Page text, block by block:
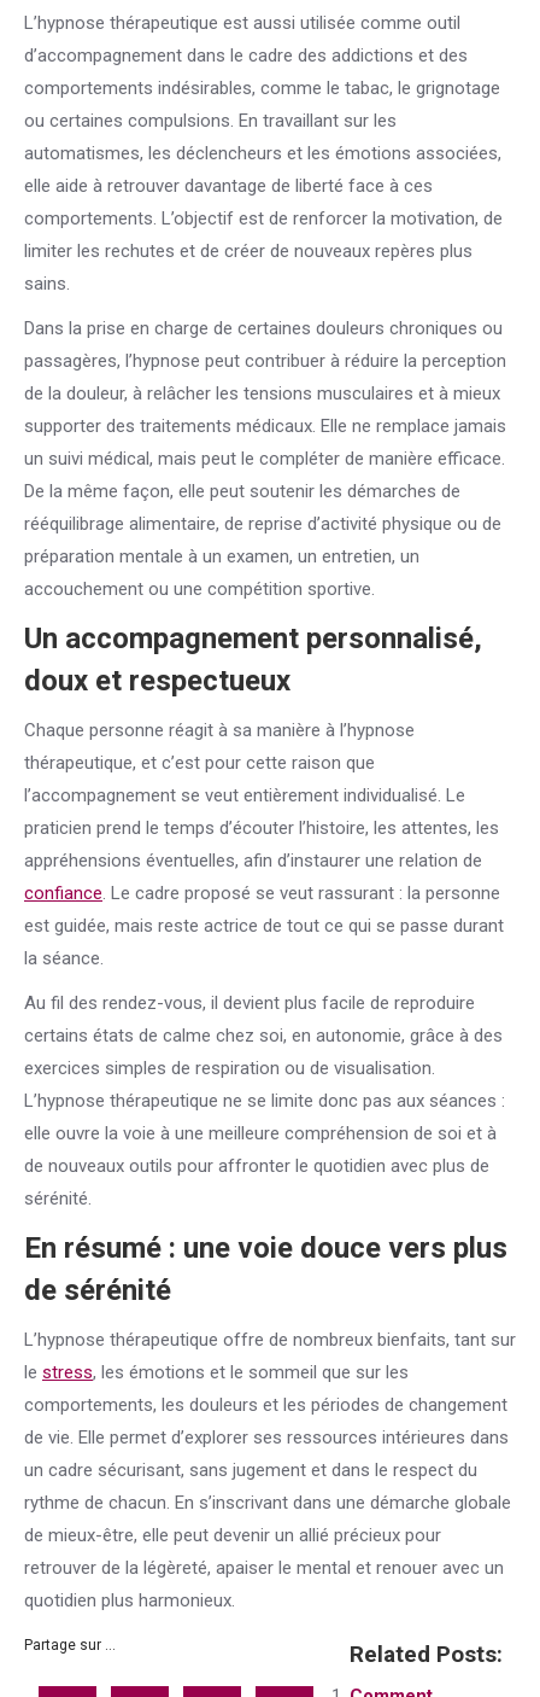
L’hypnose thérapeutique est aussi utilisée comme outil
d’accompagnement dans le cadre des addictions et des
comportements indésirables, comme le tabac, le grignotage
ou certaines compulsions. En travaillant sur les
automatismes, les déclencheurs et les émotions associées,
elle aide à retrouver davantage de liberté face à ces
comportements. L’objectif est de renforcer la motivation, de
limiter les rechutes et de créer de nouveaux repères plus
sains.
Dans la prise en charge de certaines douleurs chroniques ou
passagères, l’hypnose peut contribuer à réduire la perception
de la douleur, à relâcher les tensions musculaires et à mieux
supporter des traitements médicaux. Elle ne remplace jamais
un suivi médical, mais peut le compléter de manière efficace.
De la même façon, elle peut soutenir les démarches de
rééquilibrage alimentaire, de reprise d’activité physique ou de
préparation mentale à un examen, un entretien, un
accouchement ou une compétition sportive.
Un accompagnement personnalisé,
doux et respectueux
Chaque personne réagit à sa manière à l’hypnose
thérapeutique, et c’est pour cette raison que
l’accompagnement se veut entièrement individualisé. Le
praticien prend le temps d’écouter l’histoire, les attentes, les
appréhensions éventuelles, afin d’instaurer une relation de
confiance. Le cadre proposé se veut rassurant : la personne
est guidée, mais reste actrice de tout ce qui se passe durant
la séance.
Au fil des rendez-vous, il devient plus facile de reproduire
certains états de calme chez soi, en autonomie, grâce à des
exercices simples de respiration ou de visualisation.
L’hypnose thérapeutique ne se limite donc pas aux séances :
elle ouvre la voie à une meilleure compréhension de soi et à
de nouveaux outils pour affronter le quotidien avec plus de
sérénité.
En résumé : une voie douce vers plus
de sérénité
L’hypnose thérapeutique offre de nombreux bienfaits, tant sur
le stress, les émotions et le sommeil que sur les
comportements, les douleurs et les périodes de changement
de vie. Elle permet d’explorer ses ressources intérieures dans
un cadre sécurisant, sans jugement et dans le respect du
rythme de chacun. En s’inscrivant dans une démarche globale
de mieux-être, elle peut devenir un allié précieux pour
retrouver de la légèreté, apaiser le mental et renouer avec un
quotidien plus harmonieux.
Partage sur ... Related Posts: